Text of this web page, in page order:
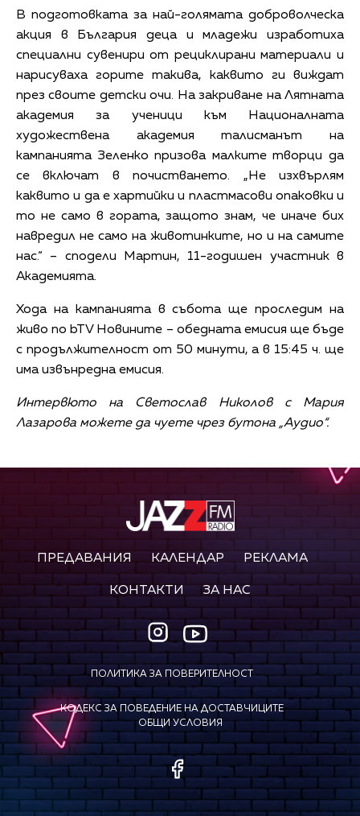
В подготовката за най-голямата доброволческа
акция в България деца и младежи изработиха
специални сувенири от рециклирани материали и
нарисуваха горите такива, каквито ги виждат
през своите детски очи. На закриване на Лятната
академия за ученици към Националната
художествена академия талисманът на
кампанията Зеленко призова малките творци да
се включат в почистването. „Не изхвърлям
каквито и да е хартийки и пластмасови опаковки и
то не само в гората, защото знам, че иначе бих
навредил не само на животинките, но и на самите
нас.“ – сподели Мартин, 11-годишен участник в
Академията.
Хода на кампанията в събота ще проследим на
живо по bTV Новините – обедната емисия ще бъде
с продължителност от 50 минути, а в 15:45 ч. ще
има извънредна емисия.
Интервюто на Светослав Николов с Мария
Лазарова можете да чуете чрез бутона „Аудио“.
ПРЕДАВАНИЯ КАЛЕНДАР РЕКЛАМА
КОНТАКТИ ЗА НАС
ПОЛИТИКА ЗА ПОВЕРИТЕЛНОСТ
КОДЕКС ЗА ПОВЕДЕНИЕ НА ДОСТАВЧИЦИТЕ
ОБЩИ УСЛОВИЯ